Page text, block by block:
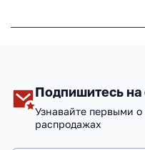
Подпишитесь на
Узнавайте первыми
распродажах